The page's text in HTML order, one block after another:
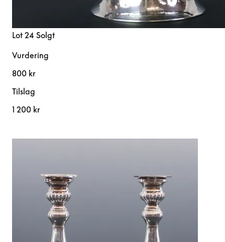
Lot 24 Solgt
Vurdering
800 kr
Tilslag
1 200 kr